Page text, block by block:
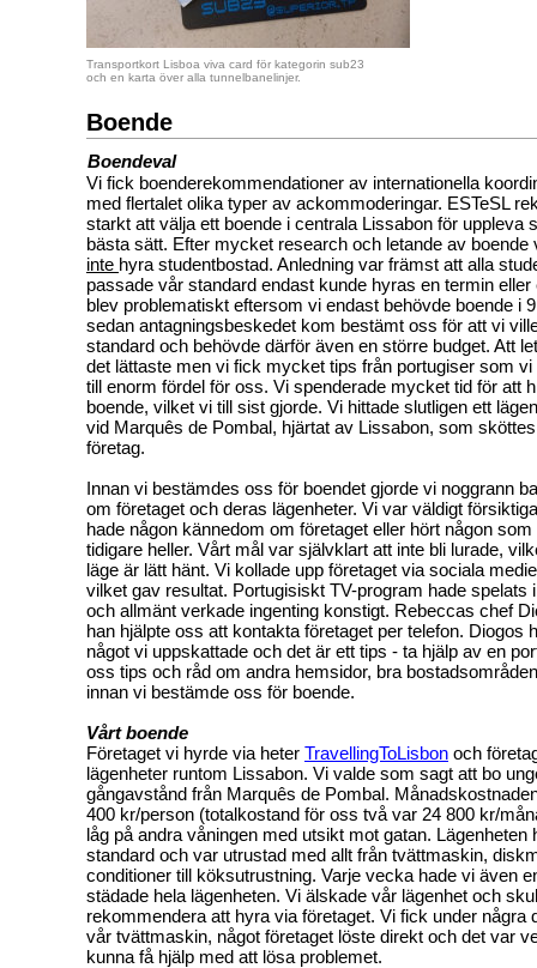
Transportkort Lisboa viva card för kategorin sub23
och en karta över alla tunnelbanelinjer.
Boende
Boendeval
Vi fick boenderekommendationer av internationella
med flertalet olika typer av ackommoderingar. ESTeSL
starkt att välja ett boende i centrala Lissabon för uppleva
bästa sätt. Efter mycket research och letande av boende
inte hyra studentbostad. Anledning var främst att alla
passade vår standard endast kunde hyras en termin eller
blev problematiskt eftersom vi endast behövde boende i
sedan antagningsbeskedet kom bestämt oss för att vi
standard och behövde därför även en större budget. Att
det lättaste men vi fick mycket tips från portugiser som
till enorm fördel för oss. Vi spenderade mycket tid för att
boende, vilket vi till sist gjorde. Vi hittade slutligen ett
vid Marquês de Pombal, hjärtat av Lissabon, som
företag.
Innan vi bestämdes oss för boendet gjorde vi noggrann
om företaget och deras lägenheter. Vi var väldigt
hade någon kännedom om företaget eller hört någon
tidigare heller. Vårt mål var självklart att inte bli lurade,
läge är lätt hänt. Vi kollade upp företaget via sociala
vilket gav resultat. Portugisiskt TV-program hade spelats
och allmänt verkade ingenting konstigt. Rebeccas chef
han hjälpte oss att kontakta företaget per telefon. Diogos
något vi uppskattade och det är ett tips - ta hjälp av en
oss tips och råd om andra hemsidor, bra
innan vi bestämde oss för boende.
Vårt boende
Företaget vi hyrde via heter TravellingToLisbon och
lägenheter runtom Lissabon. Vi valde som sagt att bo
gångavstånd från Marquês de Pombal.
400 kr/person (totalkostand för oss två var 24 800 kr/
låg på andra våningen med utsikt mot gatan. Lägenheten
standard och var utrustad med allt från tvättmaskin,
conditioner till köksutrustning. Varje vecka hade vi även
städade hela lägenheten. Vi älskade vår lägenhet och
rekommendera att hyra via företaget. Vi fick under några
vår tvättmaskin, något företaget löste direkt och det var
kunna få hjälp med att lösa problemet.